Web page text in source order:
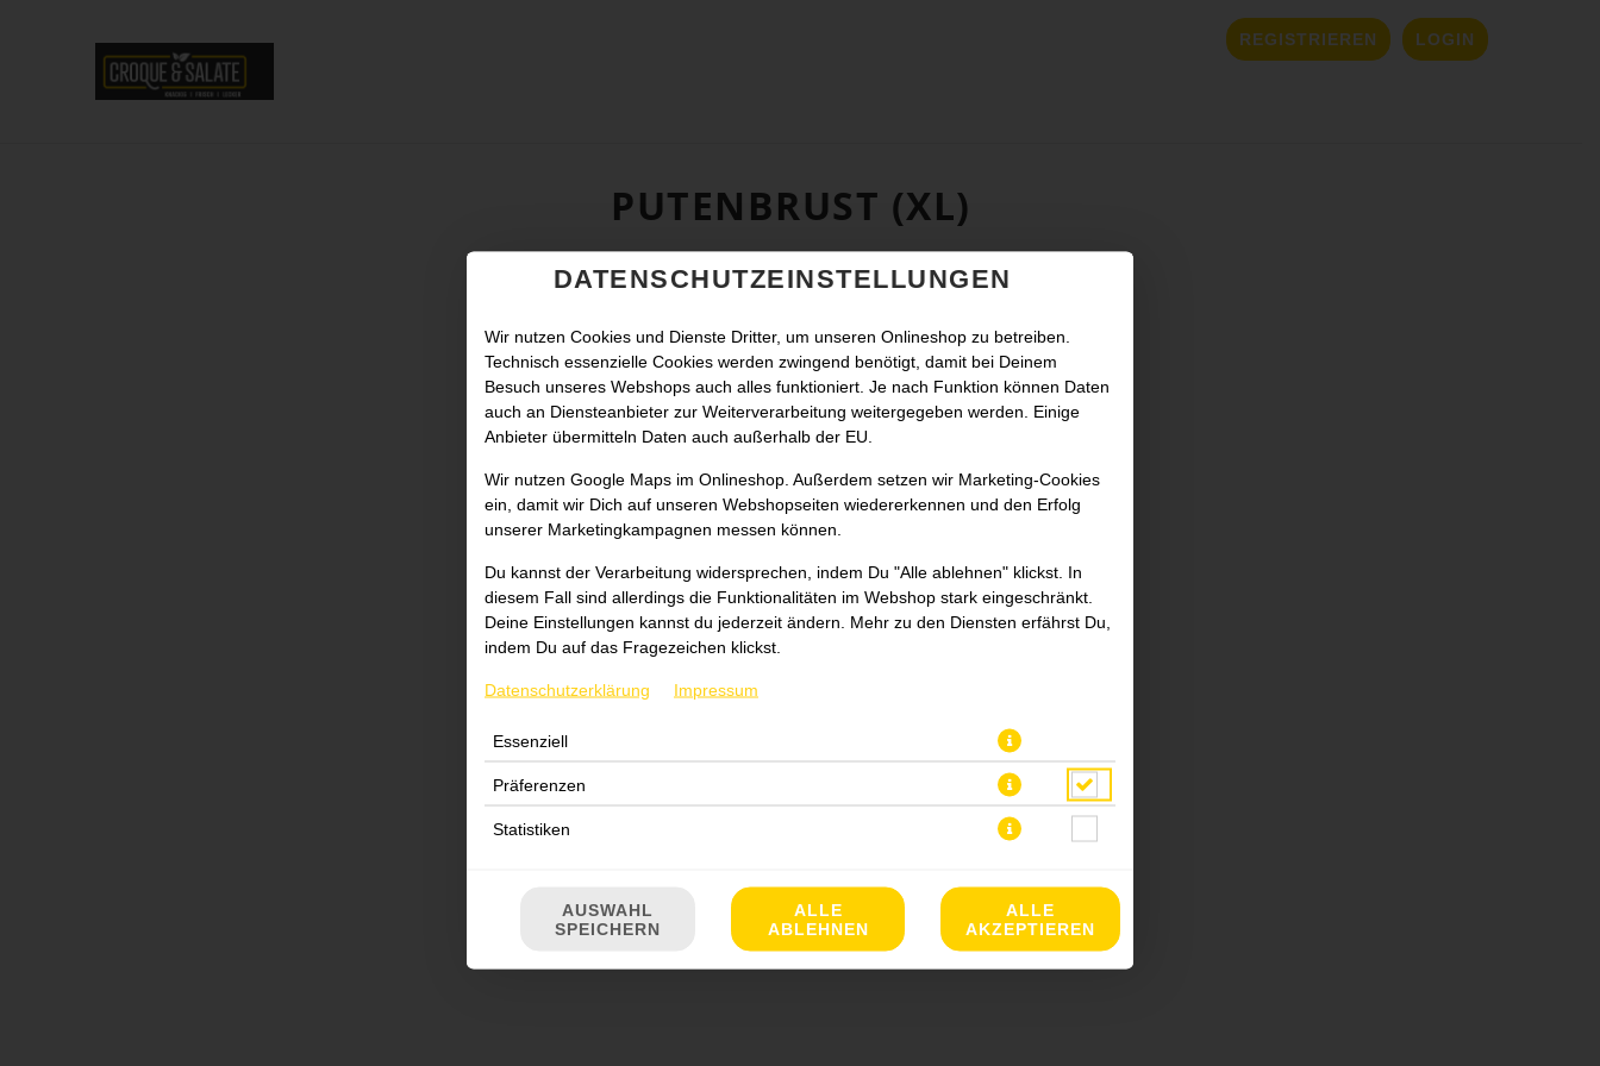
REGISTRIEREN LOGIN
PUTENBRUST (XL)
DATENSCHUTZEINSTELLUNGEN
Wir nutzen Cookies und Dienste Dritter, um unseren Onlineshop zu betreiben.
Technisch essenzielle Cookies werden zwingend benötigt, damit bei Deinem
Besuch unseres Webshops auch alles funktioniert. Je nach Funktion können Daten
auch an Diensteanbieter zur Weiterverarbeitung weitergegeben werden. Einige
Anbieter übermitteln Daten auch außerhalb der EU.
Wir nutzen Google Maps im Onlineshop. Außerdem setzen wir Marketing-Cookies
ein, damit wir Dich auf unseren Webshopseiten wiedererkennen und den Erfolg
unserer Marketingkampagnen messen können.
Du kannst der Verarbeitung widersprechen, indem Du "Alle ablehnen" klickst. In
diesem Fall sind allerdings die Funktionalitäten im Webshop stark eingeschränkt.
Deine Einstellungen kannst du jederzeit ändern. Mehr zu den Diensten erfährst Du,
indem Du auf das Fragezeichen klickst.
Datenschutzerklärung Impressum
Essenziell
Präferenzen
Statistiken
AUSWAHL
SPEICHERN
ALLE
ABLEHNEN
ALLE
AKZEPTIEREN